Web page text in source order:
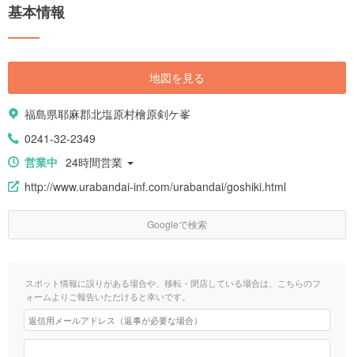
基本情報
地図を見る
福島県耶麻郡北塩原村檜原剣ケ峯
0241-32-2349
営業中 24時間営業
http://www.urabandai-inf.com/urabandai/goshiki.html
Googleで検索
スポット情報に誤りがある場合や、移転・閉店している場合は、こちらのフ
ォームよりご報告いただけると幸いです。